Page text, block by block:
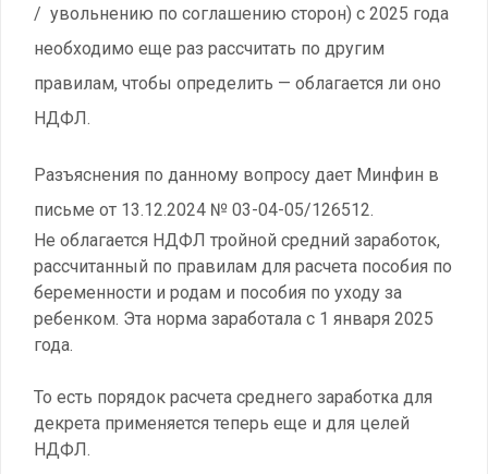
/ увольнению по соглашению сторон) с 2025 года
необходимо еще раз рассчитать по другим
правилам, чтобы определить — облагается ли оно
НДФЛ.
Разъяснения по данному вопросу дает Минфин в
письме от 13.12.2024 № 03-04-05/126512.
Не облагается НДФЛ тройной средний заработок,
рассчитанный по правилам для расчета пособия по
беременности и родам и пособия по уходу за
ребенком. Эта норма заработала с 1 января 2025
года.
То есть порядок расчета среднего заработка для
декрета применяется теперь еще и для целей
НДФЛ.